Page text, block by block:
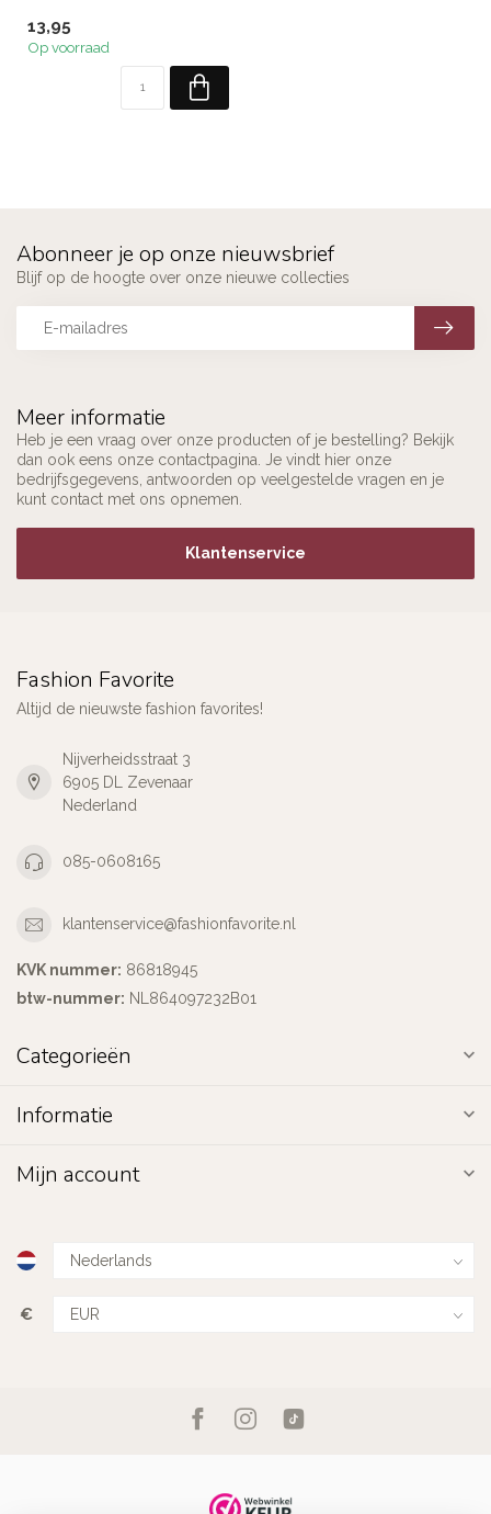
13,95
Op voorraad
Meer informatie
Heb je een vraag over onze producten of je bestelling? Bekijk
dan ook eens onze contactpagina. Je vindt hier onze
bedrijfsgegevens, antwoorden op veelgestelde vragen en je
kunt contact met ons opnemen.
Klantenservice
Abonneer je op onze nieuwsbrief
Blijf op de hoogte over onze nieuwe collecties
Fashion Favorite
Altijd de nieuwste fashion favorites!
Nijverheidsstraat 3
6905 DL Zevenaar
Nederland
085-0608165
klantenservice@fashionfavorite.nl
KVK nummer: 86818945
btw-nummer: NL864097232B01
Categorieën
Informatie
Mijn account
€